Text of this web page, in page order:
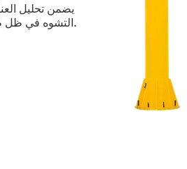
يضمن تحليل
التشوه في ظل ظروف الخدمة الشاقة.